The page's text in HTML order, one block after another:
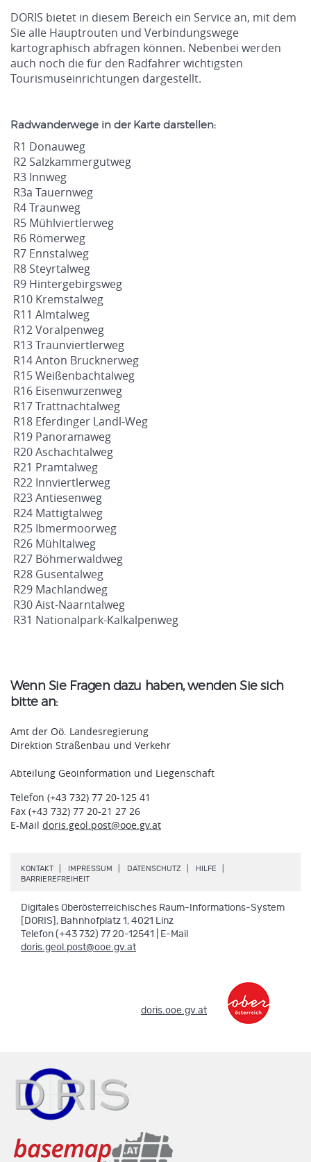
DORIS bietet in diesem Bereich ein Service an, mit dem
Sie alle Hauptrouten und Verbindungswege
kartographisch abfragen können. Nebenbei werden
auch noch die für den Radfahrer wichtigsten
Tourismuseinrichtungen dargestellt.
Radwanderwege in der Karte darstellen:
R1 Donauweg
R2 Salzkammergutweg
R3 Innweg
R3a Tauernweg
R4 Traunweg
R5 Mühlviertlerweg
R6 Römerweg
R7 Ennstalweg
R8 Steyrtalweg
R9 Hintergebirgsweg
R10 Kremstalweg
R11 Almtalweg
R12 Voralpenweg
R13 Traunviertlerweg
R14 Anton Brucknerweg
R15 Weißenbachtalweg
R16 Eisenwurzenweg
R17 Trattnachtalweg
R18 Eferdinger Landl-Weg
R19 Panoramaweg
R20 Aschachtalweg
R21 Pramtalweg
R22 Innviertlerweg
R23 Antiesenweg
R24 Mattigtalweg
R25 Ibmermoorweg
R26 Mühltalweg
R27 Böhmerwaldweg
R28 Gusentalweg
R29 Machlandweg
R30 Aist-Naarntalweg
R31 Nationalpark-Kalkalpenweg
Wenn Sie Fragen dazu haben, wenden Sie sich
bitte an:
Amt der Oö. Landesregierung
Direktion Straßenbau und Verkehr
Abteilung Geoinformation und Liegenschaft
Telefon (+43 732) 77 20-125 41
Fax (+43 732) 77 20-21 27 26
E-Mail doris.geol.post@ooe.gv.at
KONTAKT IMPRESSUM DATENSCHUTZ HILFE
BARRIEREFREIHEIT.
Digitales Oberösterreichisches Raum-Informations-System
[DORIS], Bahnhofplatz 1, 4021 Linz
Telefon (+43 732) 77 20-12541 | E-Mail
doris.geol.post@ooe.gv.at
doris.ooe.gv.at.